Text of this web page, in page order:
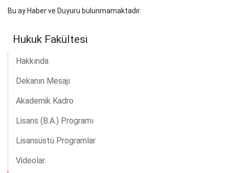
Bu ay Haber ve Duyuru bulunmamaktadır.
Hukuk Fakültesi
Hakkında
Dekanın Mesajı
Akademik Kadro
Lisans (B.A.) Programı
Lisansüstü Programlar
Videolar